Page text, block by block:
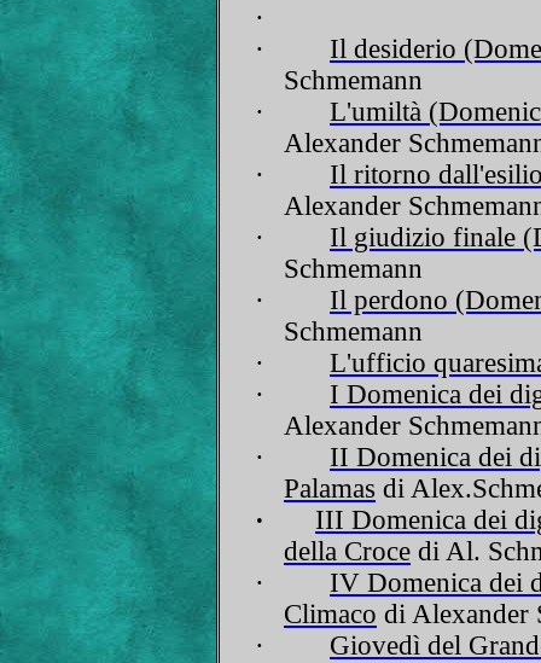
·
·
Il desiderio
Schmemann
·
L'umiltà
Alexander
·
Il ritorno
Alexander
·
Il giudizio finale
Schmemann
·
Il perdono
Schmemann
·
L'ufficio
·
I Domenica dei
Alexander
·
II Domenica dei
Palamas di
·
III Domenica dei
della Croce di Al.
·
IV Domenica dei
Climaco di Alexander
·
Giovedì del